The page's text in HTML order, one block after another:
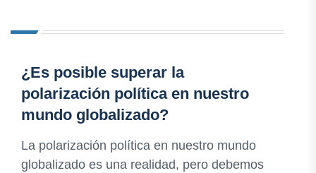
¿Es posible superar la
polarización política en nuestro
mundo globalizado?
La polarización política en nuestro mundo
globalizado es una realidad, pero debemos